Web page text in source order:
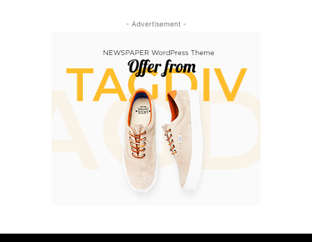
- Advertisement -